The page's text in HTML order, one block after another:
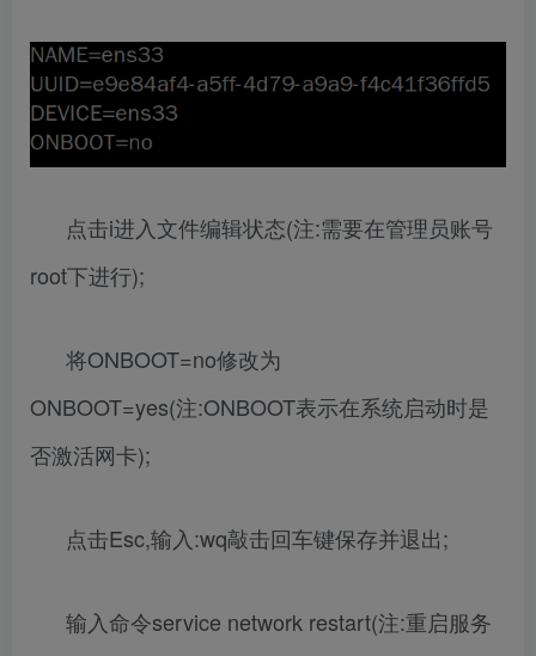
点击i进入文件编辑状态(注:需要在管理员账号
root下进行);
将ONBOOT=no修改为
ONBOOT=yes(注:ONBOOT表示在系统启动时是
否激活网卡);
点击Esc,输入:wq敲击回车键保存并退出;
输入命令service network restart(注:重启服务